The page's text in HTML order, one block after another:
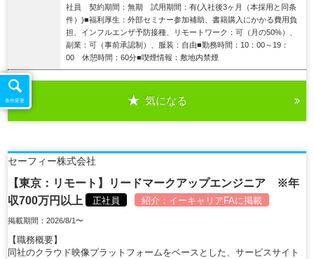
社員 契約期間：無期 試用期間：有(入社後3ヶ月（本採用と同条
件）)■福利厚生：外部セミナー参加補助、書籍購入にかかる費用負
担、インフルエンザ予防接種、リモートワーク：可（月の50%）、
副業：可（事前承認制）、服装：自由■勤務時間：10：00～19：
00 休憩時間：60分■喫煙情報：敷地内禁煙
気になる
セーフィー株式会社
【東京：リモート】リードマークアップエンジニア ※年
収700万円以上
正社員 紹介： イーキャリアFAに掲載
掲載期間：2026/8/1〜
【職務概要】
同社のクラウド映像プラットフォームをベースとした、サービスサイト
条件変更